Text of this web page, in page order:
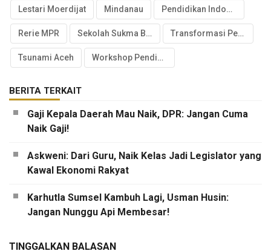
Lestari Moerdijat Mindanau Pendidikan Indonesia
Rerie MPR Sekolah Sukma Bangsa Transformasi Pendidikan
Tsunami Aceh Workshop Pendidikan Jepara
BERITA TERKAIT
Gaji Kepala Daerah Mau Naik, DPR: Jangan Cuma
Naik Gaji!
Askweni: Dari Guru, Naik Kelas Jadi Legislator yang
Kawal Ekonomi Rakyat
Karhutla Sumsel Kambuh Lagi, Usman Husin:
Jangan Nunggu Api Membesar!
TINGGALKAN BALASAN